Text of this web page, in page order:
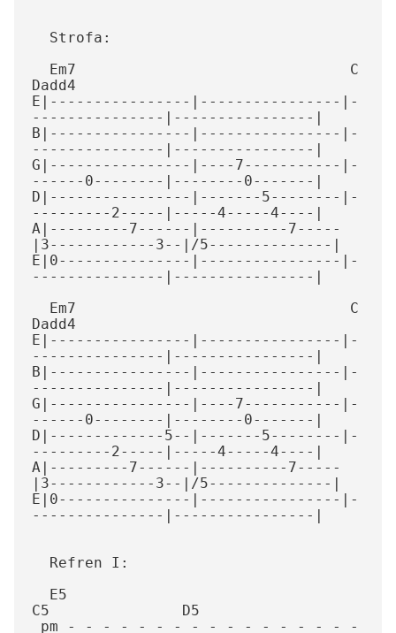
Dadd4
E|----------------|----------------|-
---------------|----------------|
B|----------------|----------------|-
---------------|----------------|
G|----------------|----7-----------|-
------0--------|--------0-------|
D|----------------|-------5--------|-
---------2-----|-----4-----4----|
A|---------7------|----------7-----
|3------------3--|/5--------------|
E|0---------------|----------------|-
---------------|----------------|
Dadd4
E|----------------|----------------|-
---------------|----------------|
B|----------------|----------------|-
---------------|----------------|
G|----------------|----7-----------|-
------0--------|--------0-------|
D|-------------5--|-------5--------|-
---------2-----|-----4-----4----|
A|---------7------|----------7-----
|3------------3--|/5--------------|
E|0---------------|----------------|-
---------------|----------------|
C5               D5